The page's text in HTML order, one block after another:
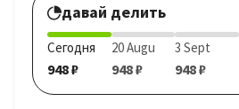
давай делить
Сегодня
948 ₽
20 Augu
948 ₽
3 Sept
948 ₽